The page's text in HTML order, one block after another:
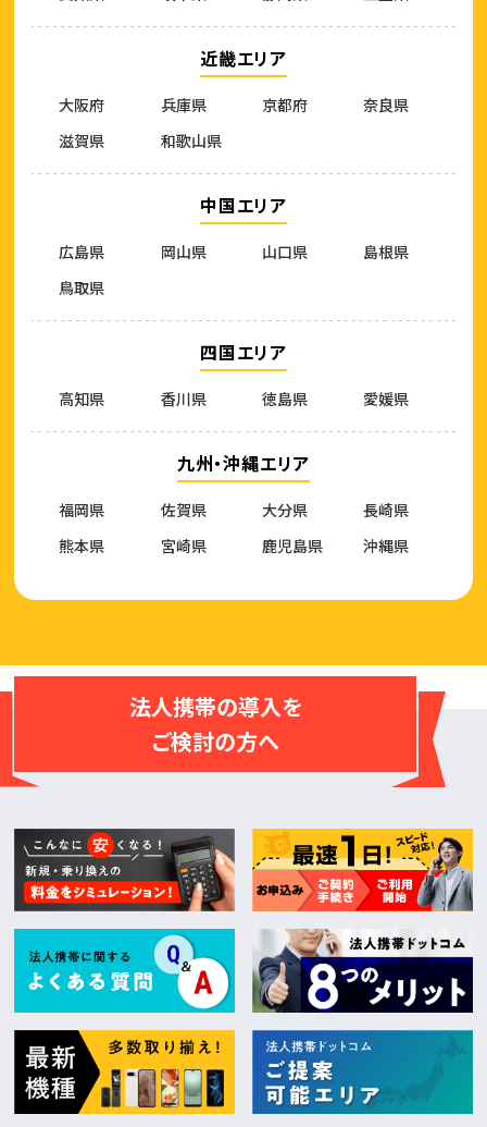
近畿エリア
大阪府 兵庫県 京都府
奈良県
滋賀県
和歌山県
中国エリア
広島県 岡山県 山口県
島根県
鳥取県
四国エリア
高知県 香川県 徳島県 愛媛県
九州・沖縄エリア
福岡県 佐賀県 大分県
長崎県
熊本県
宮崎県 鹿児島県 沖縄県
法人携帯の導入を
ご検討の方へ